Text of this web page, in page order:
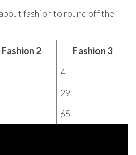
fashion to round off the
Fashion 2
Fashion 3
4
29
65